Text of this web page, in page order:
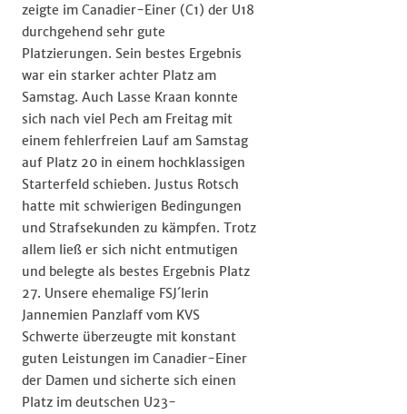
zeigte im Canadier-Einer (C1) der U18
durchgehend sehr gute
Platzierungen. Sein bestes Ergebnis
war ein starker achter Platz am
Samstag. Auch Lasse Kraan konnte
sich nach viel Pech am Freitag mit
einem fehlerfreien Lauf am Samstag
auf Platz 20 in einem hochklassigen
Starterfeld schieben. Justus Rotsch
hatte mit schwierigen Bedingungen
und Strafsekunden zu kämpfen. Trotz
allem ließ er sich nicht entmutigen
und belegte als bestes Ergebnis Platz
27. Unsere ehemalige FSJ´lerin
Jannemien Panzlaff vom KVS
Schwerte überzeugte mit konstant
guten Leistungen im Canadier-Einer
der Damen und sicherte sich einen
Platz im deutschen U23-